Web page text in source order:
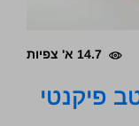
14.7 א' צפיות
פיקנטי